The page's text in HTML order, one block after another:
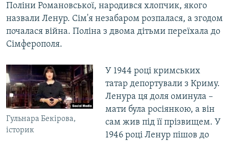
Поліни Романовської, народився хлопчик, якого
назвали Ленур. Сім'я незабаром розпалася, а згодом
почалася війна. Поліна з двома дітьми переїхала до
Сімферополя.
Гульнара Бекірова,
історик
У 1944 році кримських
татар депортували з Криму.
Ленура ця доля оминула –
мати була росіянкою, а він
сам жив під її прізвищем. У
1946 році Ленур пішов до